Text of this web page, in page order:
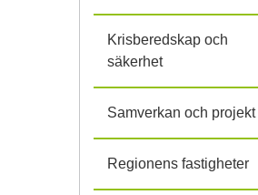
Krisberedskap och
säkerhet
Samverkan och projekt
Regionens fastigheter